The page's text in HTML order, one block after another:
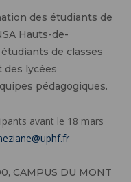
des étudiants de
Hauts-de-
de classes
des lycées
pédagogiques.
avant le 18 mars
CAMPUS DU MONT